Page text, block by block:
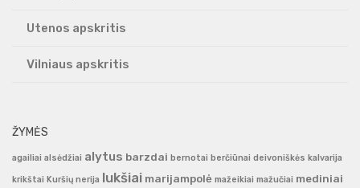
Utenos apskritis
Vilniaus apskritis
ŽYMĖS
agailiai alsėdžiai alytus barzdai bernotai berčiūnai deivoniškės kalvarija
krikštai Kuršių nerija lukšiai marijampolė mažeikiai mažučiai mediniai